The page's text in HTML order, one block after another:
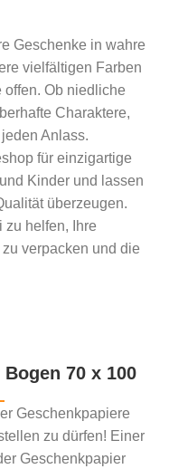
Geschenke in wahre
vielfältigen Farben
Ob niedliche
Charaktere,
Anlass.
für einzigartige
Kinder und lassen
überzeugen.
zu helfen, Ihre
verpacken und die
70 x 100
Geschenkpapiere
zu dürfen! Einer
Geschenkpapier